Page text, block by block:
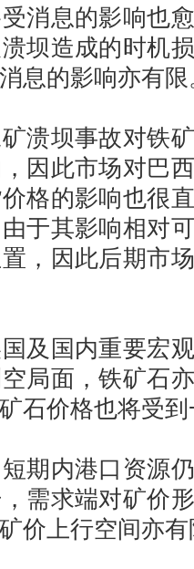
消息的影响也
坝造成的时机
息的影响亦有限
坝事故对铁矿
因此市场对巴
格的影响也很
于其影响相对
，因此后期市
国内重要宏观
局面，铁矿石
石价格也将受
内港口资源仍
需求端对矿价
价上行空间亦